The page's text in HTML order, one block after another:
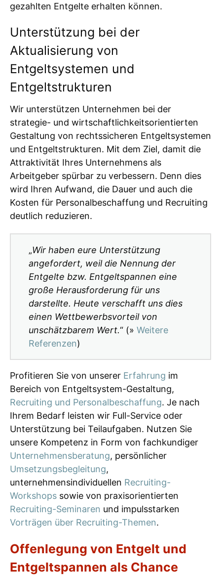
gezahlten Entgelte erhalten können.
Unterstützung bei der
Aktualisierung von
Entgeltsystemen und
Entgeltstrukturen
Wir unterstützen Unternehmen bei der
strategie- und wirtschaftlichkeitsorientierten
Gestaltung von rechtssicheren Entgeltsystemen
und Entgeltstrukturen. Mit dem Ziel, damit die
Attraktivität Ihres Unternehmens als
Arbeitgeber spürbar zu verbessern. Denn dies
wird Ihren Aufwand, die Dauer und auch die
Kosten für Personalbeschaffung und Recruiting
deutlich reduzieren.
„Wir haben eure Unterstützung
angefordert, weil die Nennung der
Entgelte bzw. Entgeltspannen eine
große Herausforderung für uns
darstellte. Heute verschafft uns dies
einen Wettbewerbsvorteil von
unschätzbarem Wert.“ (» Weitere
Referenzen)
Profitieren Sie von unserer Erfahrung im
Bereich von Entgeltsystem-Gestaltung,
Recruiting und Personalbeschaffung. Je nach
Ihrem Bedarf leisten wir Full-Service oder
Unterstützung bei Teilaufgaben. Nutzen Sie
unsere Kompetenz in Form von fachkundiger
Unternehmensberatung, persönlicher
Umsetzungsbegleitung,
unternehmensindividuellen Recruiting-
Workshops sowie von praxisorientierten
Recruiting-Seminaren und impulsstarken
Vorträgen über Recruiting-Themen.
Offenlegung von Entgelt und
Entgeltspannen als Chance